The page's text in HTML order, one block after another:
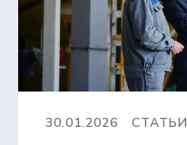
30.01.2026 СТАТЬИ